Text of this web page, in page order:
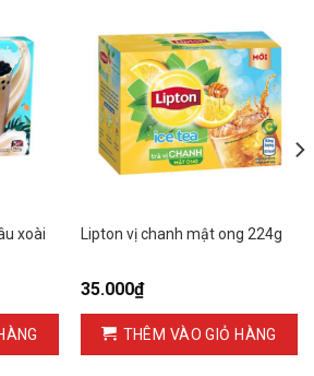
xoài
Lipton vị chanh mật ong 224g
35.000₫
THÊM VÀO GIỎ HÀNG